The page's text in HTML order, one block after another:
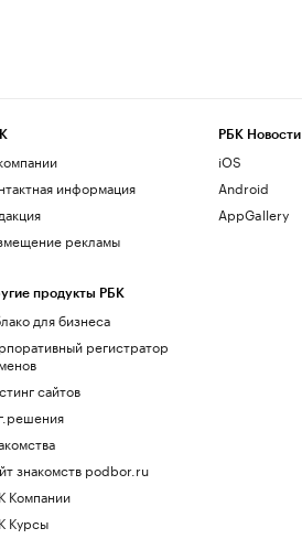
информация
рекламы
продукты РБК
для бизнеса
регистратор
сайтов
знакомств podbor.ru
Компании
Курсы
РБК Новости
iOS
Android
AppGallery